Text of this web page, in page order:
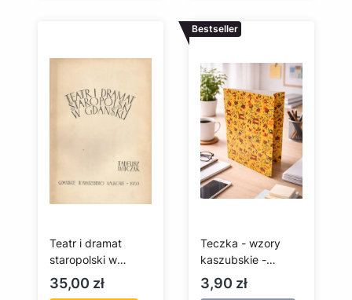
Teatr i dramat
staropolski w
Gdańsku
(antykwariat)
Cena
35,00 zł
Bestseller
Teczka - wzory
kaszubskie -
borowiacka
Cena
3,90 zł